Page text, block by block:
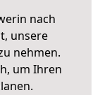
nach
unsere
nehmen.
um Ihren